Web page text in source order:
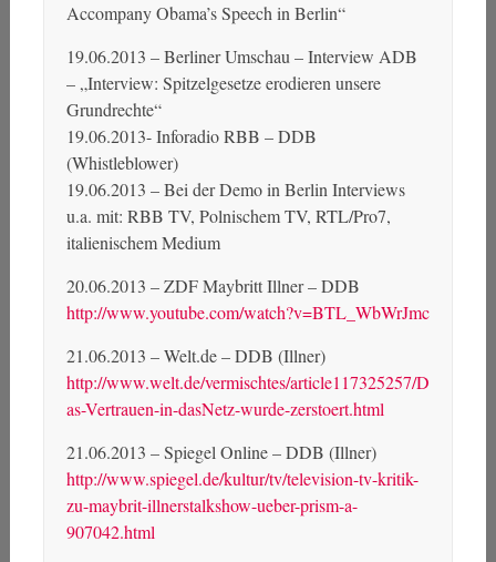
Accompany Obama’s Speech in Berlin“
19.06.2013 – Berliner Umschau – Interview ADB
– „Interview: Spitzelgesetze erodieren unsere
Grundrechte“
19.06.2013- Inforadio RBB – DDB
(Whistleblower)
19.06.2013 – Bei der Demo in Berlin Interviews
u.a. mit: RBB TV, Polnischem TV, RTL/Pro7,
italienischem Medium
20.06.2013 – ZDF Maybritt Illner – DDB
http://www.youtube.com/watch?v=BTL_WbWrJmc
21.06.2013 – Welt.de – DDB (Illner)
http://www.welt.de/vermischtes/article117325257/D
as-Vertrauen-in-dasNetz-wurde-zerstoert.html
21.06.2013 – Spiegel Online – DDB (Illner)
http://www.spiegel.de/kultur/tv/television-tv-kritik-
zu-maybrit-illnerstalkshow-ueber-prism-a-
907042.html